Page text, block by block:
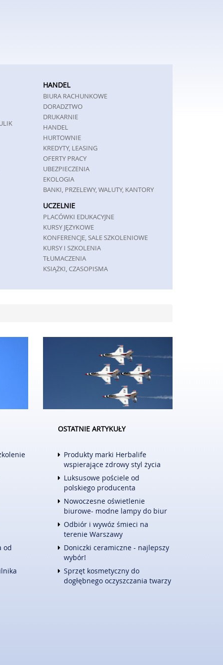
HANDEL
BIURA RACHUNKOWE
DORADZTWO
DRUKARNIE
HANDEL
HURTOWNIE
KREDYTY, LEASING
OFERTY PRACY
UBEZPIECZENIA
EKOLOGIA
BANKI, PRZELEWY, WALUTY, KANTORY
UCZELNIE
PLACÓWKI EDUKACYJNE
KURSY JĘZYKOWE
KONFERENCJE, SALE SZKOLENIOWE
KURSY I SZKOLENIA
TŁUMACZENIA
KSIĄŻKI, CZASOPISMA
CZĘŚCI SAMOCHODOWE
USŁUGI MOTORYZACYJNE
ZAJĘCIA SPORTOWE I REKREACYJNE
TURYSTYKA
HOTELE I NOCLEGI
WYPOCZYNEK
WITALIZM
DIETETYKA, ODCHUDZANIE
LECZENIE
SPRZĘT MEDYCZNY
KONTAKT
od
OSTATNIE ARTYKUŁY
Produkty marki Herbalife
wspierające zdrowy styl życia
Luksusowe pościele od
polskiego producenta
Nowoczesne oświetlenie
biurowe- modne lampy do biur
Odbiór i wywóz śmieci na
terenie Warszawy
Doniczki ceramiczne - najlepszy
wybór!
Sprzęt kosmetyczny do
dogłębnego oczyszczania twarzy